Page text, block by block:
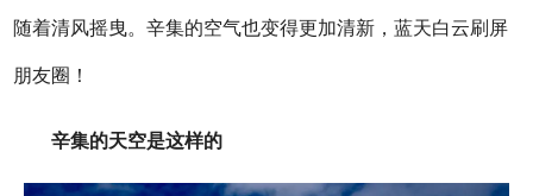
随着清风摇曳。辛集的空气也变得更加清新，蓝天白云刷屏
朋友圈！
辛集的天空是这样的